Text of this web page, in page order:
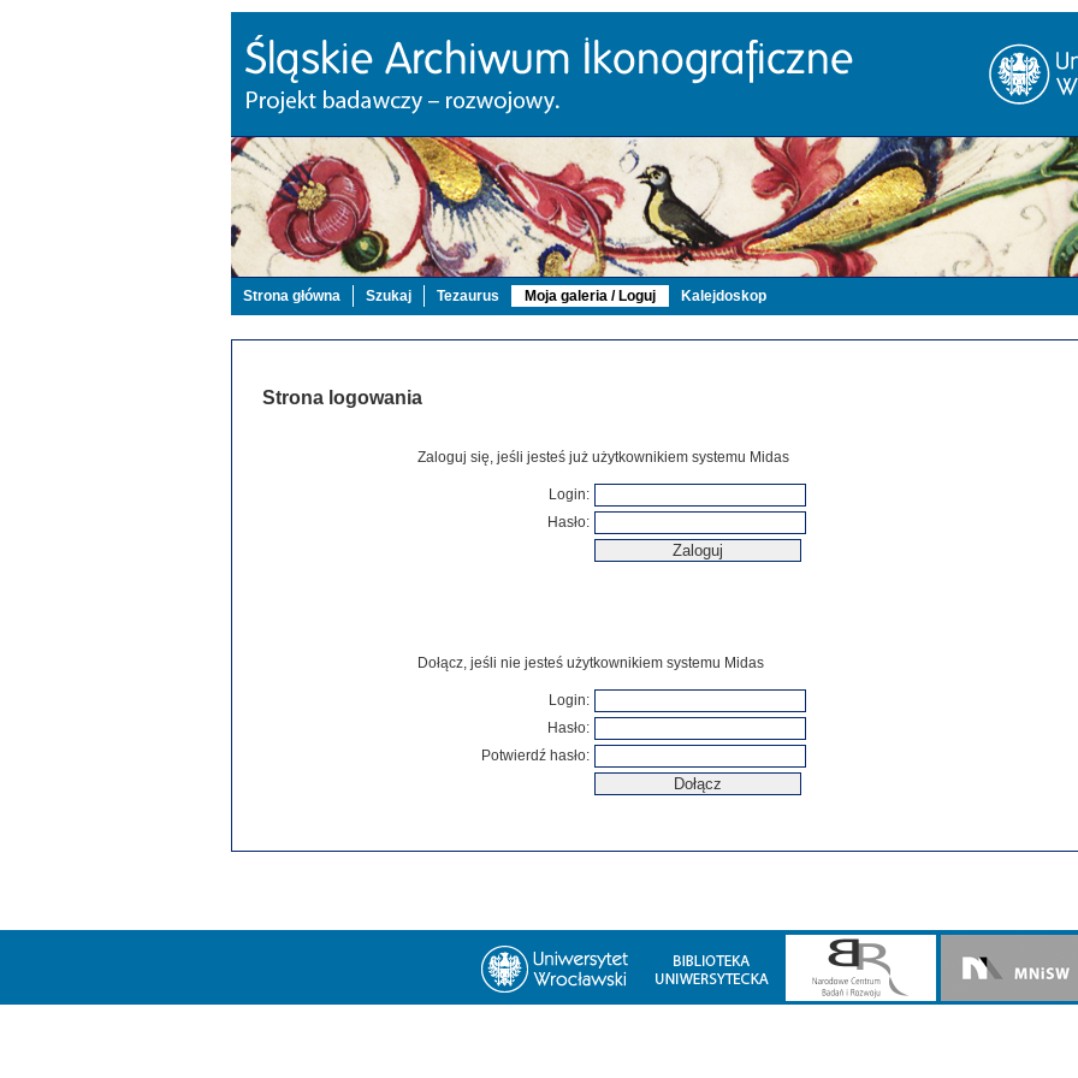
Strona główna Szukaj Tezaurus Moja galeria / Loguj Kalejdoskop
Strona logowania
Zaloguj się, jeśli jesteś już użytkownikiem systemu Midas
Login:
Hasło:
Dołącz, jeśli nie jesteś użytkownikiem systemu Midas
Login:
Hasło:
Potwierdź hasło: